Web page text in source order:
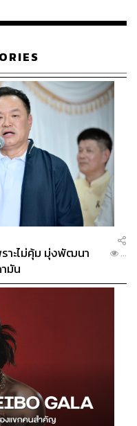
AUTHOR
THE STANDARD WEALTH
นเกี่ยวกับเศรษฐกิจและการ
ทศ, ชื่นชอบการถ่ายทอดข้อมูล
าะไม่คุ้ม มุ่งพัฒนา
มัน
...